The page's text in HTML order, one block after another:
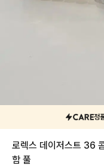
정
로렉스 데이저스트 36
함 풀